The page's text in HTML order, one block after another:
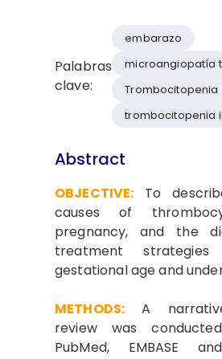
Palabras
clave:
embarazo
microangiopatía
Trombocitopenia
trombocitopenia
Abstract
OBJECTIVE: To
causes of
pregnancy, and the
treatment
gestational age and
METHODS: A
review was
PubMed, EMBASE